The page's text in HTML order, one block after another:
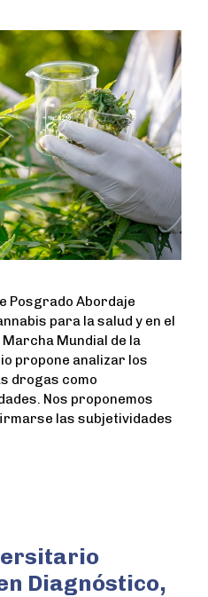
Posgrado Abordaje
para la salud y en el
Marcha Mundial de la
propone analizar los
drogas como
Nos proponemos
las subjetividades
Diagnóstico,